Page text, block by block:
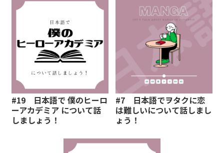
#19 日本語で 僕のヒーロ
ーアカデミア について話
しましょう！
#7 日本語でヲタクに恋
は難しいについて話しまし
ょう！